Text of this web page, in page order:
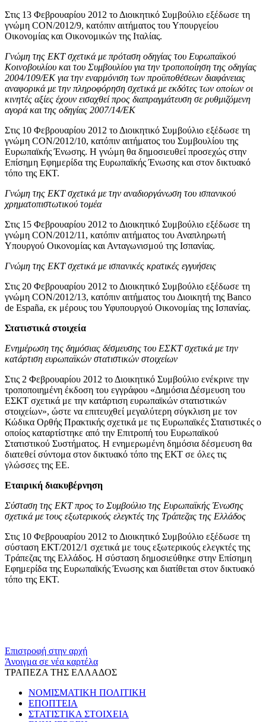
Στις 13 Φεβρουαρίου 2012 το Διοικητικό Συμβούλιο εξέδωσε τη
γνώμη CON/2012/9, κατόπιν αιτήματος του Υπουργείου
Οικονομίας και Οικονομικών της Ιταλίας.
Γνώμη της ΕΚΤ σχετικά με πρόταση οδηγίας του Ευρωπαϊκού
Κοινοβουλίου και του Συμβουλίου για την τροποποίηση της οδηγίας
2004/109/ΕΚ για την εναρμόνιση των προϋποθέσεων διαφάνειας
αναφορικά με την πληροφόρηση σχετικά με εκδότες των οποίων οι
κινητές αξίες έχουν εισαχθεί προς διαπραγμάτευση σε ρυθμιζόμενη
αγορά και της οδηγίας 2007/14/ΕΚ
Στις 10 Φεβρουαρίου 2012 το Διοικητικό Συμβούλιο εξέδωσε τη
γνώμη CON/2012/10, κατόπιν αιτήματος του Συμβουλίου της
Ευρωπαϊκής Ένωσης. Η γνώμη θα δημοσιευθεί προσεχώς στην
Επίσημη Εφημερίδα της Ευρωπαϊκής Ένωσης και στον δικτυακό
τόπο της ΕΚΤ.
Γνώμη της ΕΚΤ σχετικά με την αναδιοργάνωση του ισπανικού
χρηματοπιστωτικού τομέα
Στις 15 Φεβρουαρίου 2012 το Διοικητικό Συμβούλιο εξέδωσε τη
γνώμη CON/2012/11, κατόπιν αιτήματος του Αναπληρωτή
Υπουργού Οικονομίας και Ανταγωνισμού της Ισπανίας.
Γνώμη της ΕΚΤ σχετικά με ισπανικές κρατικές εγγυήσεις
Στις 20 Φεβρουαρίου 2012 το Διοικητικό Συμβούλιο εξέδωσε τη
γνώμη CON/2012/13, κατόπιν αιτήματος του Διοικητή της Banco
de España, εκ μέρους του Υφυπουργού Οικονομίας της Ισπανίας.
Στατιστικά στοιχεία
Ενημέρωση της δημόσιας δέσμευσης του ΕΣΚΤ σχετικά με την
κατάρτιση ευρωπαϊκών στατιστικών στοιχείων
Στις 2 Φεβρουαρίου 2012 το Διοικητικό Συμβούλιο ενέκρινε την
τροποποιημένη έκδοση του εγγράφου «Δημόσια Δέσμευση του
ΕΣΚΤ σχετικά με την κατάρτιση ευρωπαϊκών στατιστικών
στοιχείων», ώστε να επιτευχθεί μεγαλύτερη σύγκλιση με τον
Κώδικα Ορθής Πρακτικής σχετικά με τις Ευρωπαϊκές Στατιστικές ο
οποίος καταρτίστηκε από την Επιτροπή του Ευρωπαϊκού
Στατιστικού Συστήματος. Η ενημερωμένη δημόσια δέσμευση θα
διατεθεί σύντομα στον δικτυακό τόπο της ΕΚΤ σε όλες τις
γλώσσες της ΕΕ.
Εταιρική διακυβέρνηση
Σύσταση της ΕΚΤ προς το Συμβούλιο της Ευρωπαϊκής Ένωσης
σχετικά με τους εξωτερικούς ελεγκτές της Τράπεζας της Ελλάδος
Στις 10 Φεβρουαρίου 2012 το Διοικητικό Συμβούλιο εξέδωσε τη
σύσταση ΕΚΤ/2012/1 σχετικά με τους εξωτερικούς ελεγκτές της
Τράπεζας της Ελλάδος. Η σύσταση δημοσιεύθηκε στην Επίσημη
Εφημερίδα της Ευρωπαϊκής Ένωσης και διατίθεται στον δικτυακό
τόπο της ΕΚΤ.
Επιστροφή στην αρχή
Άνοιγμα σε νέα καρτέλα
ΤΡΑΠΕΖΑ ΤΗΣ ΕΛΛΑΔΟΣ
ΝΟΜΙΣΜΑΤΙΚΗ ΠΟΛΙΤΙΚΗ
ΕΠΟΠΤΕΙΑ
ΣΤΑΤΙΣΤΙΚΑ ΣΤΟΙΧΕΙΑ